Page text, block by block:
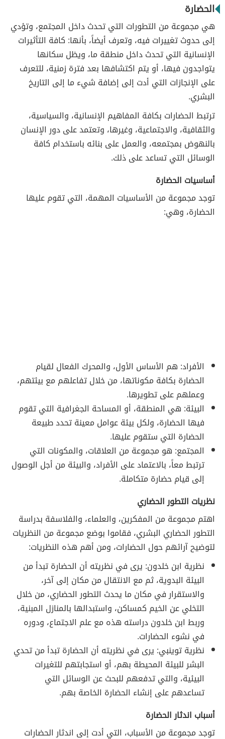
الحضارة
هي مجموعة من التطورات التي تحدث داخل المجتمع، وتؤدي
إلى حدوث تغييرات فيه، وتعرف أيضاً، بأنها: كافة التأثيرات
الإنسانية التي تحدث داخل منطقة ما، ويظل سكانها
يتواجدون فيها، أو يتم اكتشافها بعد فترة زمنية، للتعرف
على الإنجازات التي أدت إلى إضافة شيء ما إلى التاريخ
البشري.
ترتبط الحضارات بكافة المفاهيم الإنسانية، والسياسية،
والثقافية، والاجتماعية، وغيرها، وتعتمد على دور الإنسان
بالنهوض بمجتمعه، والعمل على بنائه باستخدام كافة
الوسائل التي تساعد على ذلك.
أساسيات الحضارة
توجد مجموعة من الأساسيات المهمة، التي تقوم عليها
الحضارة، وهي:
الأفراد: هم الأساس الأول، والمحرك الفعال لقيام
الحضارة بكافة مكوناتها، من خلال تفاعلهم مع بيئتهم،
وعملهم على تطويرها.
البيئة: هي المنطقة، أو المساحة الجغرافية التي تقوم
فيها الحضارة، ولكل بيئة عوامل معينة تحدد طبيعة
الحضارة التي ستقوم عليها.
المجتمع: هو مجموعة من العلاقات، والمكونات التي
ترتبط معاً، بالاعتماد على الأفراد، والبيئة من أجل الوصول
إلى قيام حضارة متكاملة.
نظريات التطور الحضاري
اهتم مجموعة من المفكرين، والعلماء، والفلاسفة بدراسة
التطور الحضاري البشري، فقاموا بوضع مجموعة من النظريات
لتوضيح آرائهم حول الحضارات، ومن أهم هذه النظريات:
نظرية ابن خلدون: يرى في نظريته أن الحضارة تبدأ من
البيئة البدوية، ثم مع الانتقال من مكان إلى آخر،
والاستقرار في مكان ما يحدث التطور الحضاري، من خلال
التخلي عن الخيم كمساكن، واستبدالها بالمنازل المبنية،
وربط ابن خلدون دراسته هذه مع علم الاجتماع، ودوره
في نشوء الحضارات.
نظرية توينبي: يرى في نظريته أن الحضارة تبدأ من تحدي
البشر للبيئة المحيطة بهم، أو استجابتهم للتغيرات
البيئية، والتي تدفعهم للبحث عن الوسائل التي
تساعدهم على إنشاء الحضارة الخاصة بهم.
أسباب اندثار الحضارة
توجد مجموعة من الأسباب، التي أدت إلى اندثار الحضارات